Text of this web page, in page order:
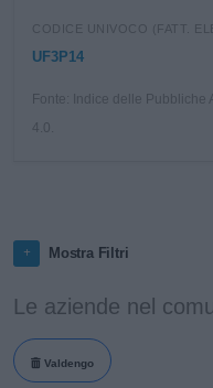
CODICE UNIVOCO (FATT.
UF3P14
Fonte: Indice delle Pubbliche
Mostra Filtri
Le aziende nel
Valdengo